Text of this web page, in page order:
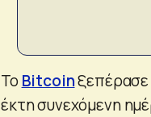
ΤοBitcoinξεπέρασε
έκτη συνεχόμενη